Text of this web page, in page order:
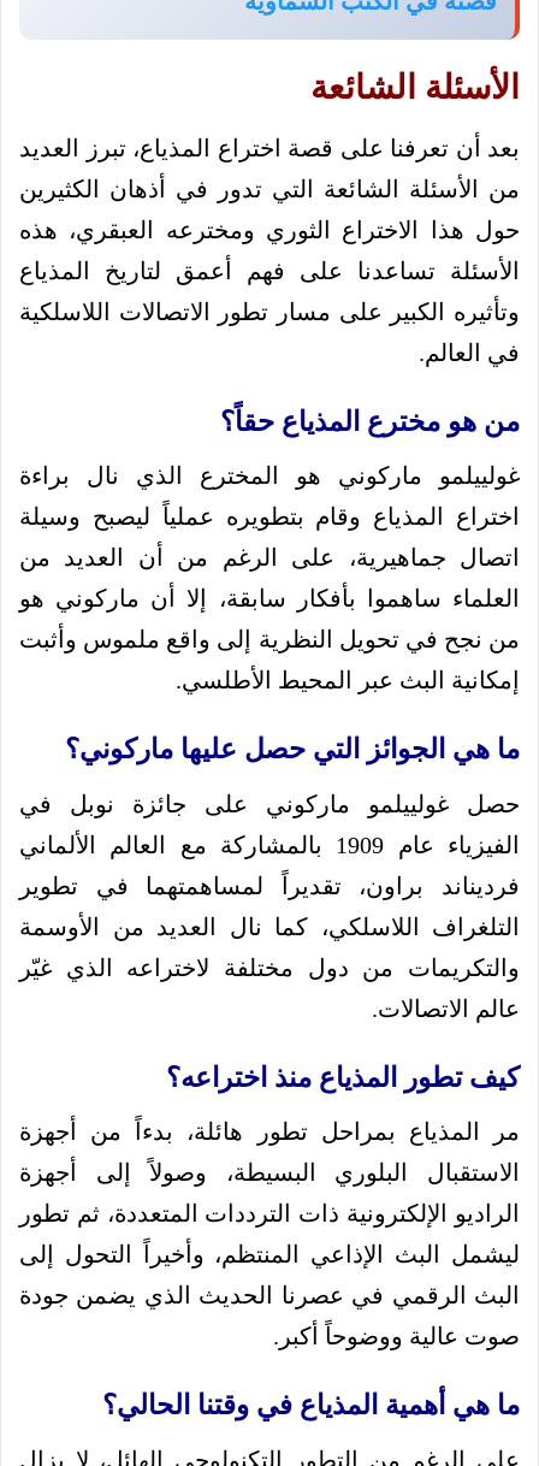
الأسئلة الشائعة
بعد أن تعرفنا على قصة اختراع المذياع، تبرز العديد
من الأسئلة الشائعة التي تدور في أذهان الكثيرين
حول هذا الاختراع الثوري ومخترعه العبقري، هذه
الأسئلة تساعدنا على فهم أعمق لتاريخ المذياع
وتأثيره الكبير على مسار تطور الاتصالات اللاسلكية
في العالم.
من هو مخترع المذياع حقاً؟
غولييلمو ماركوني هو المخترع الذي نال براءة
اختراع المذياع وقام بتطويره عملياً ليصبح وسيلة
اتصال جماهيرية، على الرغم من أن العديد من
العلماء ساهموا بأفكار سابقة، إلا أن ماركوني هو
من نجح في تحويل النظرية إلى واقع ملموس وأثبت
إمكانية البث عبر المحيط الأطلسي.
ما هي الجوائز التي حصل عليها ماركوني؟
حصل غولييلمو ماركوني على جائزة نوبل في
الفيزياء عام 1909 بالمشاركة مع العالم الألماني
فرديناند براون، تقديراً لمساهمتهما في تطوير
التلغراف اللاسلكي، كما نال العديد من الأوسمة
والتكريمات من دول مختلفة لاختراعه الذي غيّر
عالم الاتصالات.
كيف تطور المذياع منذ اختراعه؟
مر المذياع بمراحل تطور هائلة، بدءاً من أجهزة
الاستقبال البلوري البسيطة، وصولاً إلى أجهزة
الراديو الإلكترونية ذات الترددات المتعددة، ثم تطور
ليشمل البث الإذاعي المنتظم، وأخيراً التحول إلى
البث الرقمي في عصرنا الحديث الذي يضمن جودة
صوت عالية ووضوحاً أكبر.
ما هي أهمية المذياع في وقتنا الحالي؟
على الرغم من التطور التكنولوجي الهائل، لا يزال